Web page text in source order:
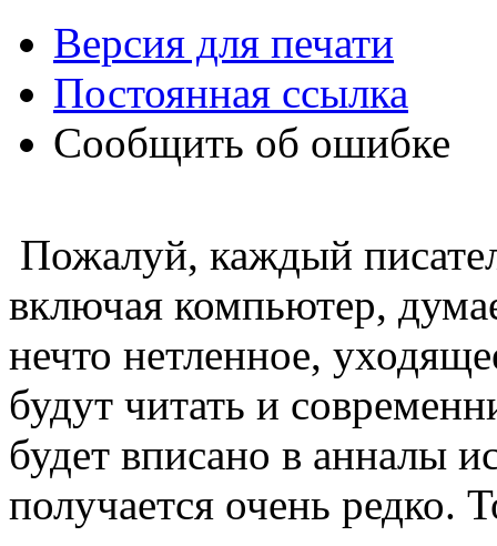
Версия для печати
Постоянная ссылка
Сообщить об ошибке
Пожалуй, каждый
включая компьютер,
нечто нетленное,
будут читать и
будет вписано в анналы
получается очень редко.